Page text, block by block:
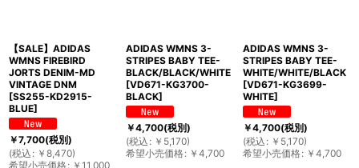
【SALE】ADIDAS
WMNS FIREBIRD
JORTS DENIM-MD
VINTAGE DNM
[SS255-KD2915-
BLUE]
￥7,700(税別)
(税込 : ￥ 8,470)
希望小売価格: ￥ 11,000
ADIDAS WMNS 3-
STRIPES BABY TEE-
BLACK/BLACK/WHITE
[VD671-KG3700-
BLACK]
￥4,700(税別)
(税込 : ￥ 5,170)
希望小売価格: ￥ 4,700
ADIDAS WMNS 3-
STRIPES BABY TEE-
WHITE/WHITE/BLACK
[VD671-KG3699-
WHITE]
￥4,700(税別)
(税込 : ￥ 5,170)
希望小売価格: ￥ 4,700